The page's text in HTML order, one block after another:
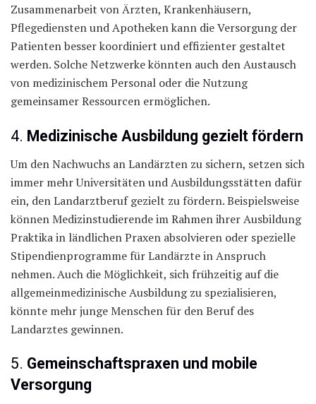
Zusammenarbeit von Ärzten, Krankenhäusern,
Pflegediensten und Apotheken kann die Versorgung der
Patienten besser koordiniert und effizienter gestaltet
werden. Solche Netzwerke könnten auch den Austausch
von medizinischem Personal oder die Nutzung
gemeinsamer Ressourcen ermöglichen.
4. Medizinische Ausbildung gezielt fördern
Um den Nachwuchs an Landärzten zu sichern, setzen sich
immer mehr Universitäten und Ausbildungsstätten dafür
ein, den Landarztberuf gezielt zu fördern. Beispielsweise
können Medizinstudierende im Rahmen ihrer Ausbildung
Praktika in ländlichen Praxen absolvieren oder spezielle
Stipendienprogramme für Landärzte in Anspruch
nehmen. Auch die Möglichkeit, sich frühzeitig auf die
allgemeinmedizinische Ausbildung zu spezialisieren,
könnte mehr junge Menschen für den Beruf des
Landarztes gewinnen.
5. Gemeinschaftspraxen und mobile
Versorgung